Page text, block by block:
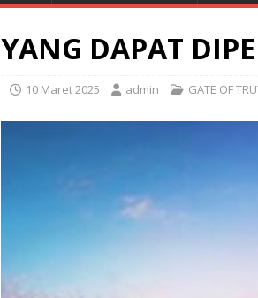
YANG DAPAT
10 Maret 2025 admin GATE OF